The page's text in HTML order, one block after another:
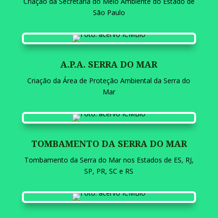
Estado de São Paulo
SECRETARIA DO MEIO AMBIENTE
Criação da Secretaria doMeio Ambiente do Estado de
São Paulo
A.P.A. SERRA DO MAR
Criação da Área de Proteção Ambiental da Serra do
Mar